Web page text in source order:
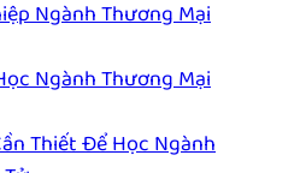
Ngành Thương Mại
Ngành Thương Mại
Thiết Để Học Ngành